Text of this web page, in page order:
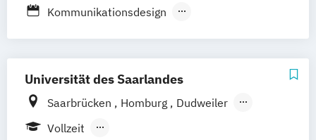
Kommunikationsdesign
Netzkultur/Designtheorie
Universität des Saarlandes
Saarbrücken Homburg
Dudweiler
in Kooperation mit der TU Kaiserslautern
Vollzeit